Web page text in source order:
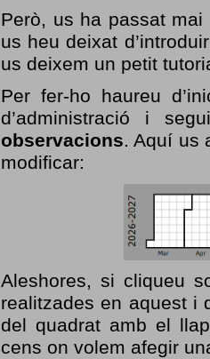
Però, us ha passat
us heu deixat
us deixem un petit
Per fer-ho haureu
d’administració i
observacions. Aquí us
modificar:
Aleshores, si cliqueu
realitzades en aquest i
del quadrat amb el
cens on volem afegir